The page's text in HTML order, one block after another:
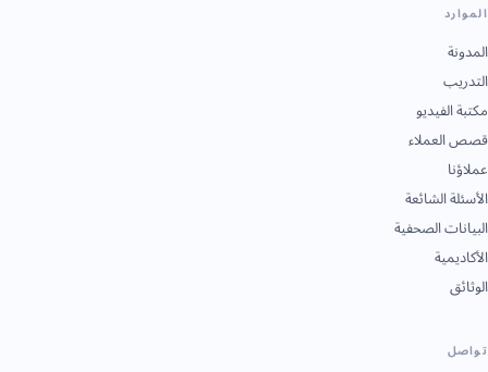
الموارد
المدونة
التدريب
مكتبة الفيديو
قصص العملاء
عملاؤنا
الأسئلة الشائعة
البيانات الصحفية
الأكاديمية
الوثائق
تواصل